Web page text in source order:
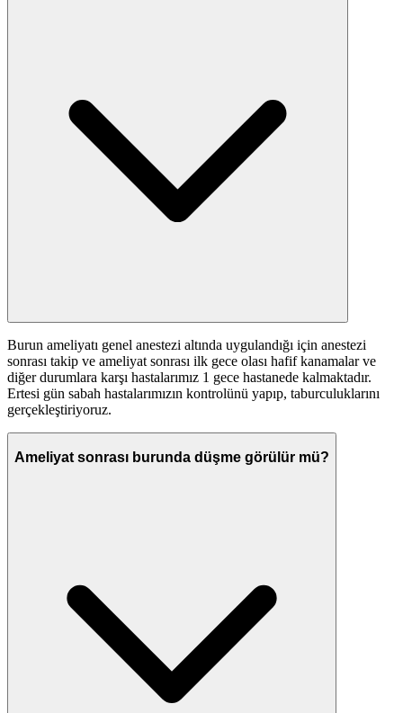
Burun ameliyatı genel anestezi altında uygulandığı için anestezi
sonrası takip ve ameliyat sonrası ilk gece olası hafif kanamalar ve
diğer durumlara karşı hastalarımız 1 gece hastanede kalmaktadır.
Ertesi gün sabah hastalarımızın kontrolünü yapıp, taburculuklarını
gerçekleştiriyoruz.
Ameliyat sonrası burunda düşme görülür mü?